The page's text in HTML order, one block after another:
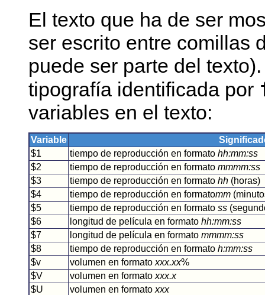
El texto que ha de ser
ser escrito entre comillas
puede ser parte del
tipografía identificada por
variables en el texto:
Variable
$1
tiempo de reproducción en formato hh:mm:ss
$2
tiempo de reproducción en formato mmmm:ss
$3
tiempo de reproducción en formato hh (horas)
$4
tiempo de reproducción en formatomm
$5
tiempo de reproducción en formato ss
$6
longitud de película en formato hh:mm:ss
$7
longitud de película en formato mmmm:ss
$8
tiempo de reproducción en formato h:mm:ss
$v
volumen en formato xxx.xx%
$V
volumen en formato xxx.x
$U
volumen en formato xxx